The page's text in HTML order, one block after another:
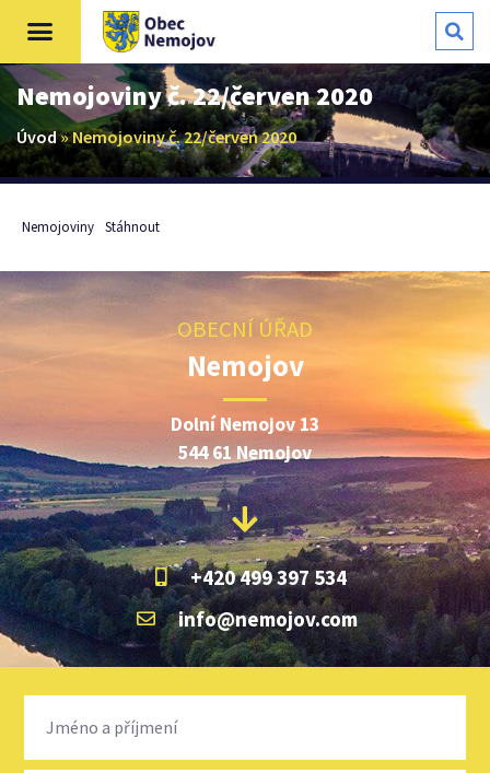
Nemojoviny č. 22/červen 2020
Úvod»Nemojoviny č. 22/červen 2020
Nemojoviny Stáhnout
OBECNÍ ÚŘAD
Nemojov
Dolní Nemojov 13
544 61 Nemojov
+420 499 397 534
info@nemojov.com